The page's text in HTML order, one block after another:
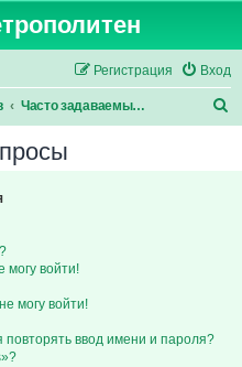
Вход
Регистрация
Часто задаваемые вопросы
могу войти!
могу войти!
ввод имени и пароля?